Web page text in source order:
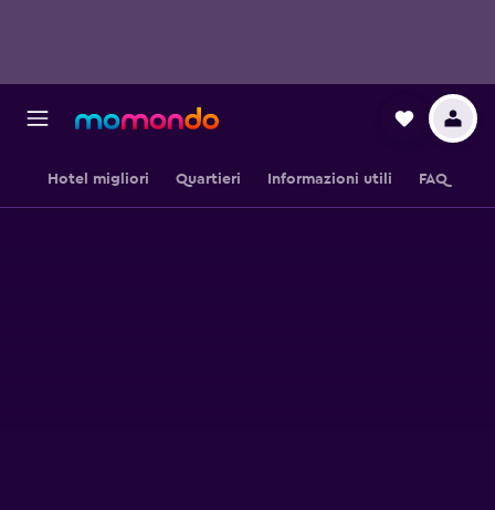
Hotel migliori Quartieri Informazioni utili FAQ